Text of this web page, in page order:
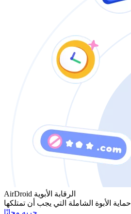
AirDroid الرقابة الأبوية
حماية الأبوة الشاملة التي يجب أن تمتلكها
جربه مجانًا